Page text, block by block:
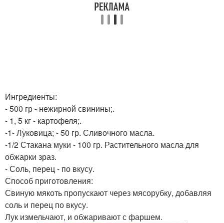
Ингредиенты:
- 500 гр - нежирной свинины;.
- 1, 5 кг - картофеля;.
-1- Луковица; - 50 гр. Сливочного масла.
-1/2 Стакана муки - 100 гр. Растительного масла для
обжарки зраз.
- Соль, перец - по вкусу.
Способ приготовления:
Свиную мякоть пропускают через мясорубку, добавляя
соль и перец по вкусу.
Лук измельчают, и обжаривают с фаршем.